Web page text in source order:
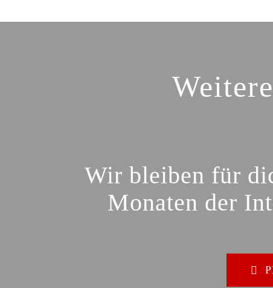
Wir bleiben für
Monaten der